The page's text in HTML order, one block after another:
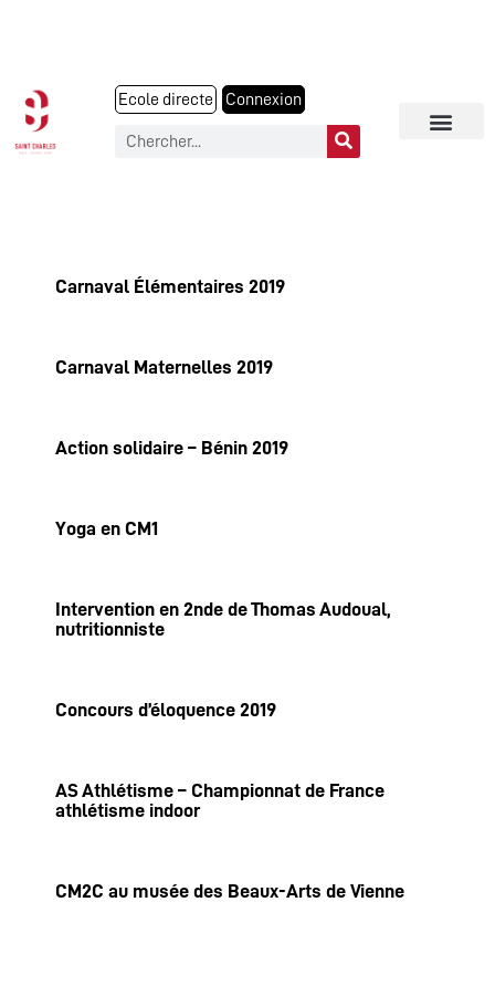
Ecole directe Connexion
Carnaval Élémentaires 2019
Carnaval Maternelles 2019
Action solidaire – Bénin 2019
Yoga en CM1
Intervention en 2nde de Thomas Audoual,
nutritionniste
Concours d’éloquence 2019
AS Athlétisme – Championnat de France
athlétisme indoor
CM2C au musée des Beaux-Arts de Vienne